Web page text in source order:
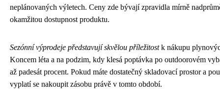
neplánovaných výletech. Ceny zde bývají zpravidla mírně
okamžitou dostupnost produktu.
Sezónní výprodeje představují skvělou příležitostk nákupu
Koncem léta a na podzim, kdy klesá poptávka po outdoorovém
až padesát procent. Pokud máte dostatečný skladovací prostor a
vyplatí se nakoupit zásobu právě v tomto období.